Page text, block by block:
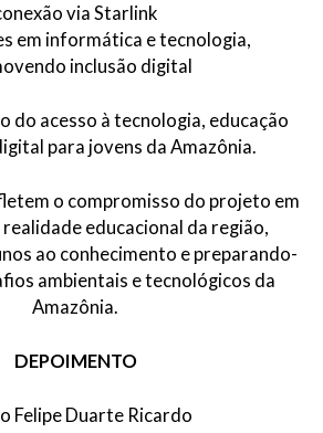
via Starlink
em informática e tecnologia,
inclusão digital
do acesso à tecnologia, educação
para jovens da Amazônia.
o compromisso do projeto em
educacional da região,
ao conhecimento e preparando-
ambientais e tecnológicos da
Amazônia.
DEPOIMENTO
Felipe Duarte Ricardo